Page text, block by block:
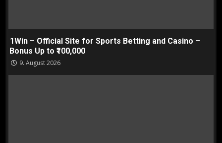
1Win – Official Site for Sports Betting and Casino –
Bonus Up to ₹100,000
9. August 2026